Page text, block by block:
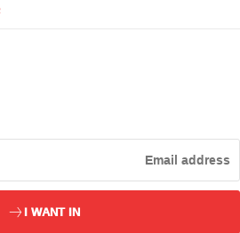
I WANT IN